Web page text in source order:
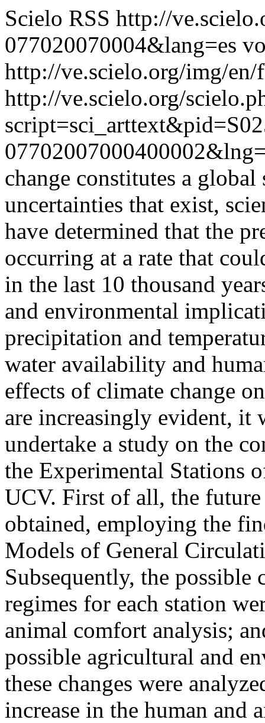
Scielo RSS http://
077020070004&lang=es
http://ve.scielo.org/img/
http://ve.scielo.org/
change constitutes a
uncertainties that exist,
have determined that the
occurring at a rate that
in the last 10 thousand
and environmental
precipitation and
water availability and
effects of climate change
are increasingly evident, it
undertake a study on the
the Experimental Stations
UCV. First of all, the future
obtained, employing the
Models of General
Subsequently, the possible
regimes for each station
animal comfort analysis;
possible agricultural and
these changes were
increase in the human